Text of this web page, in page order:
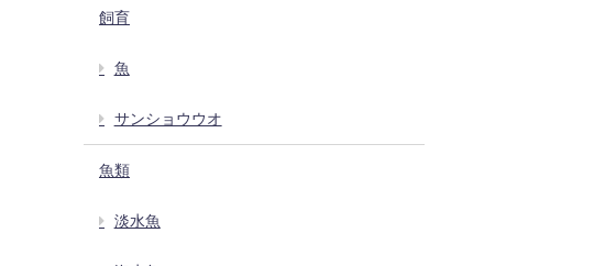
飼育
魚
サンショウウオ
魚類
淡水魚